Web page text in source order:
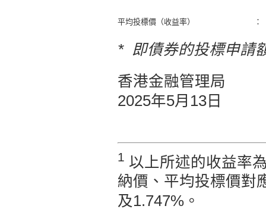
平均投標價（收益率） ：
* 即債券的投標申請
香港金融管理局
2025年5月13日
1 以上所述的收益率
納價、平均投標價對
及1.747%。